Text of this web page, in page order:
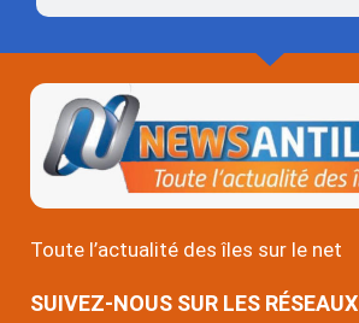
Toute l’actualité des îles sur le net
SUIVEZ-NOUS SUR LES RÉSEAUX